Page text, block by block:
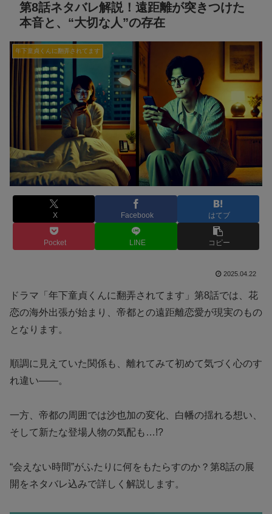
第8話ネタバレ解説！遠距離が突きつけた
本音と、“大切な人”の存在
年下童貞くんに翻弄されてます
X Facebook はてブ
Pocket LINE コピー
2025.04.22
ドラマ「年下童貞くんに翻弄されてます」第8話では、花
恋の海外出張が始まり、帝都との遠距離恋愛が現実のもの
となります。
順調に見えていた関係も、離れてみて初めて気づく心のす
れ違い――。
一方、帝都の周囲では沙也加の変化、白幡の揺れる想い、
そして新たな登場人物の気配も…!?
“会えない時間”がふたりに何をもたらすのか？第8話の展
開をネタバレ込みで詳しく解説します。